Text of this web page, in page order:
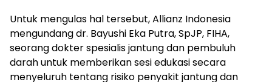
Untuk mengulas hal tersebut, Allianz Indonesia
mengundang dr. Bayushi Eka Putra, SpJP, FIHA,
seorang dokter spesialis jantung dan pembuluh
darah untuk memberikan sesi edukasi secara
menyeluruh tentang risiko penyakit jantung dan